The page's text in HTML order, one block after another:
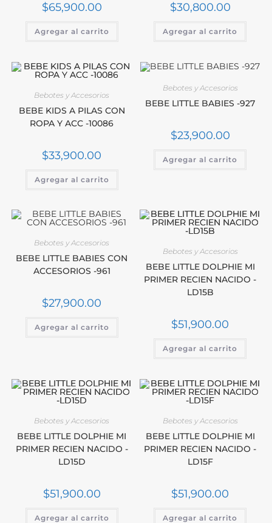
$65,900.00
Agregar al carrito
$30,800.00
Agregar al carrito
Bebotes y Accesorios
BEBE KIDS A PILAS CON
ROPA Y ACC -10086
$33,900.00
Agregar al carrito
Bebotes y Accesorios
BEBE LITTLE BABIES -927
$23,900.00
Agregar al carrito
Bebotes y Accesorios
BEBE LITTLE BABIES CON
ACCESORIOS -961
$27,900.00
Agregar al carrito
Bebotes y Accesorios
BEBE LITTLE DOLPHIE MI
PRIMER RECIEN NACIDO -
LD15B
$51,900.00
Agregar al carrito
Bebotes y Accesorios
BEBE LITTLE DOLPHIE MI
PRIMER RECIEN NACIDO -
LD15D
$51,900.00
Agregar al carrito
Bebotes y Accesorios
BEBE LITTLE DOLPHIE MI
PRIMER RECIEN NACIDO -
LD15F
$51,900.00
Agregar al carrito